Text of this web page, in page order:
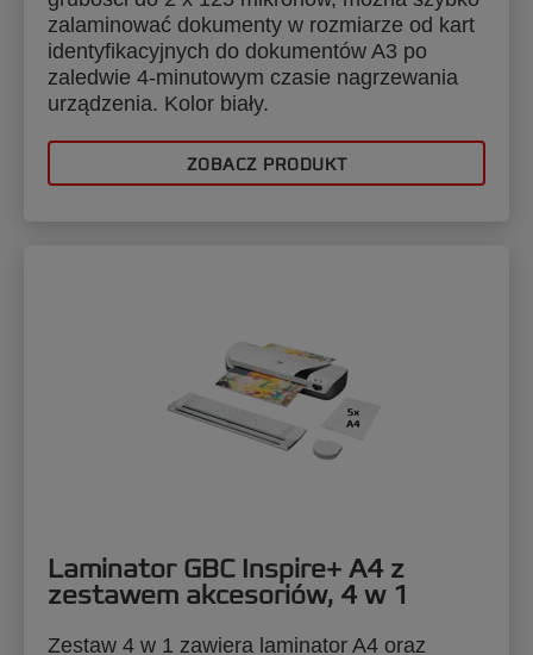
zalaminować dokumenty w rozmiarze od kart
identyfikacyjnych do dokumentów A3 po
zaledwie 4-minutowym czasie nagrzewania
urządzenia. Kolor biały.
ZOBACZ PRODUKT
Laminator GBC Inspire+ A4 z
zestawem akcesoriów, 4 w 1
Zestaw 4 w 1 zawiera laminator A4 oraz